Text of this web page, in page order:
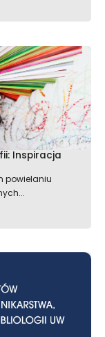
Inspiracja
powielaniu